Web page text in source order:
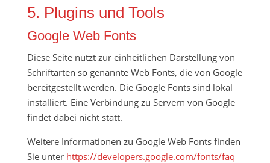
5. Plugins und Tools
Google Web Fonts
Diese Seite nutzt zur einheitlichen Darstellung von
Schriftarten so genannte Web Fonts, die von Google
bereitgestellt werden. Die Google Fonts sind lokal
installiert. Eine Verbindung zu Servern von Google
findet dabei nicht statt.
Weitere Informationen zu Google Web Fonts finden
Sie unter https://developers.google.com/fonts/faq